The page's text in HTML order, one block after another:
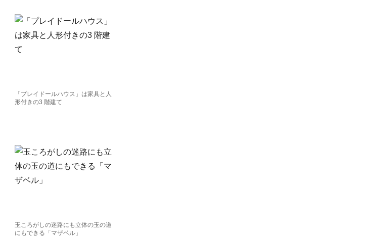
「プレイドールハウス」は家具と人
形付きの3 階建て
玉ころがしの迷路にも立体の玉の道
にもできる「マザベル」